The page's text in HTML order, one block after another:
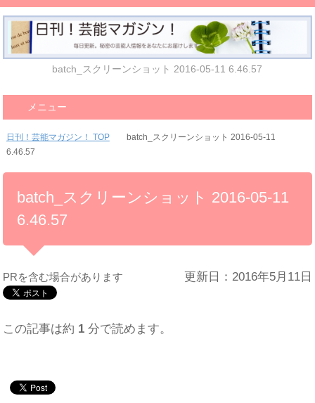
batch_スクリーンショット 2016-05-11 6.46.57
メニュー
日刊！芸能マガジン！ TOP
batch_スクリーンショット 2016-05-11
6.46.57
batch_スクリーンショット 2016-05-11
6.46.57
PRを含む場合があります 更新日：2016年5月11日
この記事は約 1 分で読めます。